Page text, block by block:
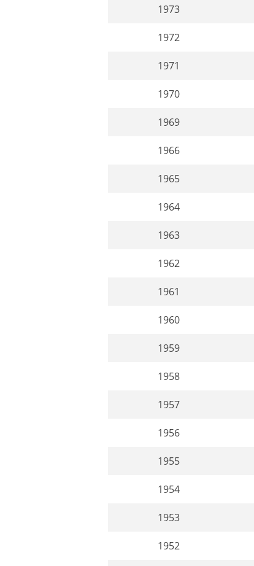
1973
1972
1971
1970
1969
1966
1965
1964
1963
1962
1961
1960
1959
1958
1957
1956
1955
1954
1953
1952